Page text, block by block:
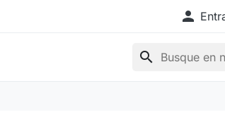

search